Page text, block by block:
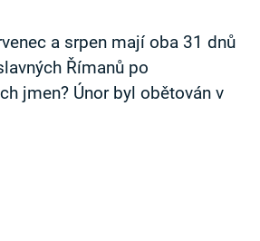
a srpen mají oba 31 dnů
Římanů po
jmen? Únor byl obětován v